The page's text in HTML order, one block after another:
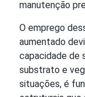
manutenção
O emprego
aumentado
capacidade de
substrato e
situações, é